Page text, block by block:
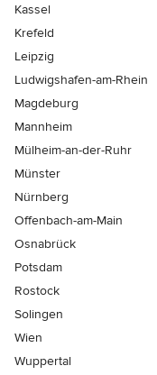
Kassel
Krefeld
Leipzig
Ludwigshafen-am-Rhein
Magdeburg
Mannheim
Mülheim-an-der-Ruhr
Münster
Nürnberg
Offenbach-am-Main
Osnabrück
Potsdam
Rostock
Solingen
Wien
Wuppertal